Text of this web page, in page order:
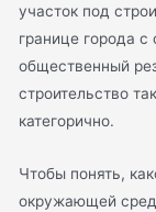
участок под
границе города
общественный
строительство
категорично.
Чтобы понять,
окружающей